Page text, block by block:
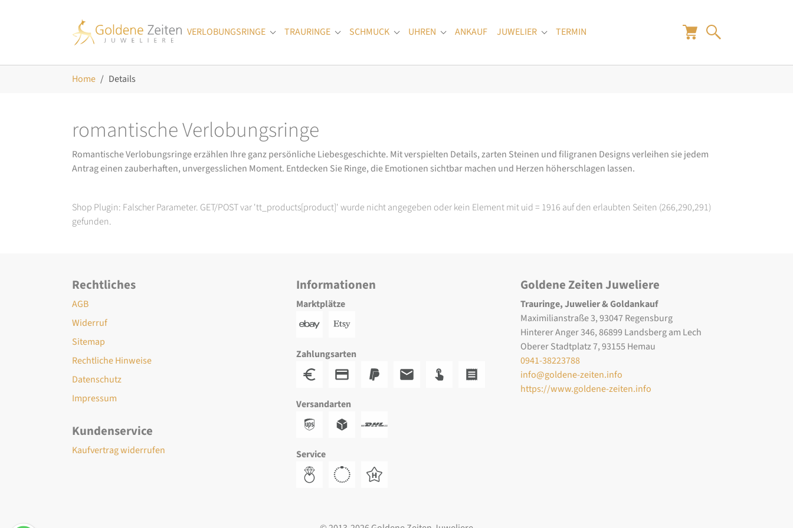
VERLOBUNGSRINGE
Submenu for "Verlobungsringe"
TRAURINGE Submenu for "Trauringe"
SCHMUCK Submenu for "Schmuck"
UHREN Submenu for "Uhren"
ANKAUF JUWELIER Submenu for "Juwelier"
TERMIN
Home Details
romantische Verlobungsringe
Romantische Verlobungsringe erzählen Ihre ganz persönliche Liebesgeschichte. Mit verspielten Details, zarten Steinen und filigranen Designs verleihen sie jedem
Antrag einen zauberhaften, unvergesslichen Moment. Entdecken Sie Ringe, die Emotionen sichtbar machen und Herzen höherschlagen lassen.
Shop Plugin: Falscher Parameter. GET/POST var 'tt_products[product]' wurde nicht angegeben oder kein Element mit uid = 1916 auf den erlaubten Seiten (266,290,291)
gefunden.
Rechtliches
AGB
Widerruf
Sitemap
Rechtliche Hinweise
Datenschutz
Impressum
Kundenservice
Kaufvertrag widerrufen
Informationen
Marktplätze
Zahlungsarten
Versandarten
Service
Goldene Zeiten Juweliere
Trauringe, Juwelier & Goldankauf
Maximilianstraße 3, 93047 Regensburg
Hinterer Anger 346, 86899 Landsberg am Lech
Oberer Stadtplatz 7, 93155 Hemau
0941-38223788
info@goldene-zeiten.info
https://www.goldene-zeiten.info